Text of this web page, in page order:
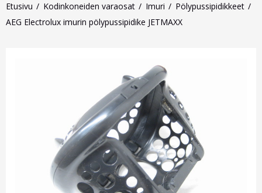
Etusivu Kodinkoneiden varaosat Imuri
Pölypussipidikkeet
AEG Electrolux imurin pölypussipidike JETMAXX